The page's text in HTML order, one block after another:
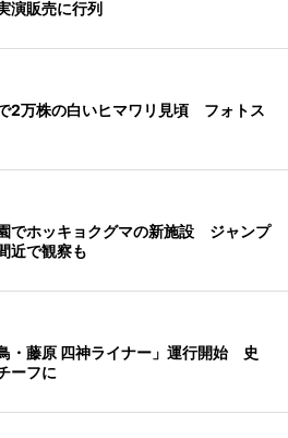
演販売に行列
2万株の白いヒマワリ見頃 フォトス
でホッキョクグマの新施設 ジャンプ
近で観察も
・藤原 四神ライナー」運行開始 史
ーフに